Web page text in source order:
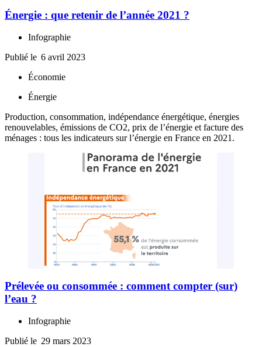
Énergie : que retenir de l’année 2021 ?
Infographie
Publié le 6 avril 2023
Économie
Énergie
Production, consommation, indépendance énergétique, énergies
renouvelables, émissions de CO2, prix de l’énergie et facture des
ménages : tous les indicateurs sur l’énergie en France en 2021.
Prélevée ou consommée : comment compter (sur)
l’eau ?
Infographie
Publié le 29 mars 2023